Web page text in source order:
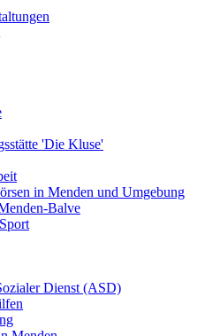
'Die Kluse'
in Menden und Umgebung
Balve
Dienst (ASD)